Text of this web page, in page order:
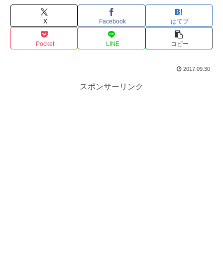
X Facebook はてブ
Pocket LINE コピー
2017.09.30
スポンサーリンク